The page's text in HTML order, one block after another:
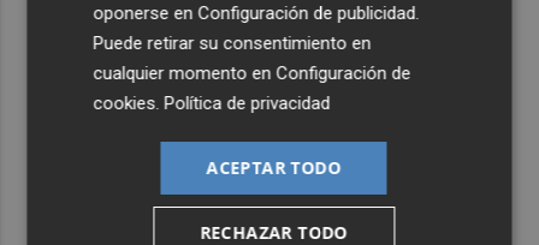
oponerse enConfiguración de publicidad
Puede retirar su consentimiento en
cualquier momento enConfiguración de
cookies .Política de privacidad
ACEPTAR TODO
RECHAZAR TODO